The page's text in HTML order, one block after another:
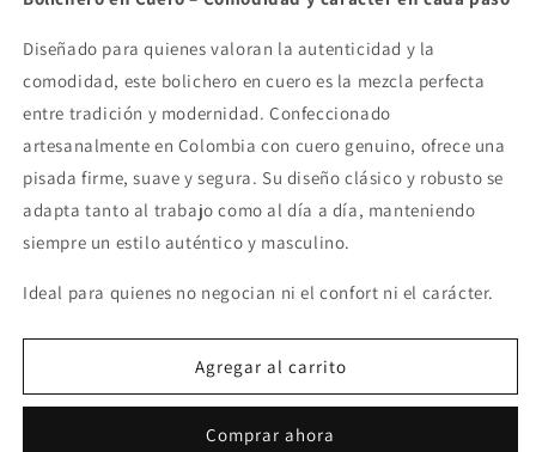
Bolichero
Cuero
Rojo
Bolichero
Cuero
Rojo
Diseñado para quienes valoran la autenticidad y la
comodidad, este bolichero en cuero es la mezcla perfecta
entre tradición y modernidad. Confeccionado
artesanalmente en Colombia con cuero genuino, ofrece una
pisada firme, suave y segura. Su diseño clásico y robusto se
adapta tanto al trabajo como al día a día, manteniendo
siempre un estilo auténtico y masculino.
Ideal para quienes no negocian ni el confort ni el carácter.
Agregar al carrito
Comprar ahora